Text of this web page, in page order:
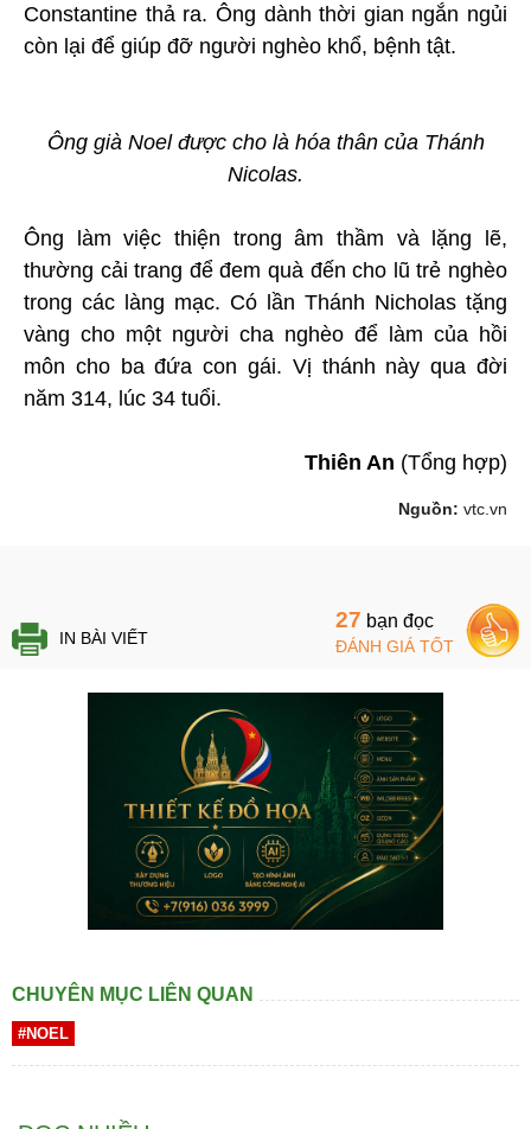
Constantine thả ra. Ông dành thời gian ngắn ngủi
còn lại để giúp đỡ người nghèo khổ, bệnh tật.
Ông già Noel được cho là hóa thân của Thánh
Nicolas.
Ông làm việc thiện trong âm thầm và lặng lẽ,
thường cải trang để đem quà đến cho lũ trẻ nghèo
trong các làng mạc. Có lần Thánh Nicholas tặng
vàng cho một người cha nghèo để làm của hồi
môn cho ba đứa con gái. Vị thánh này qua đời
năm 314, lúc 34 tuổi.
Thiên An (Tổng hợp)
Nguồn: vtc.vn
IN BÀI VIẾT
27 bạn đọc
ĐÁNH GIÁ TỐT
CHUYÊN MỤC LIÊN QUAN
#NOEL